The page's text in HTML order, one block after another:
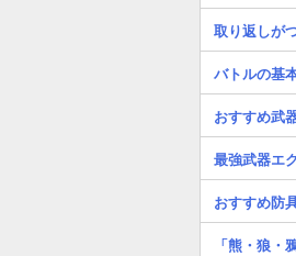
取り返しが
バトルの基
おすすめ武
最強武器エ
おすすめ防
「熊・狼・